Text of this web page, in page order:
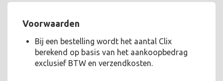
Voorwaarden
Bij een bestelling wordt het aantal Clix
berekend op basis van het aankoopbedrag
exclusief BTW en verzendkosten.